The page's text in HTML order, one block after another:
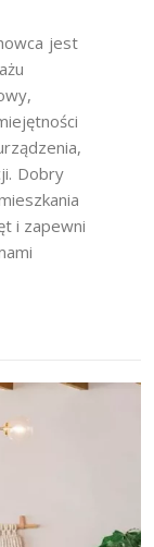
jest
Dobry
i zapewni